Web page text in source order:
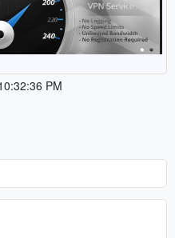
PM